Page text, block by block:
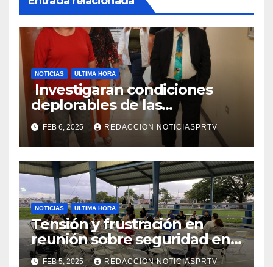
NOTICIAS ULTIMA HORA
Investigaran condiciones
deplorables de las
facilidades el Departamento
de la Salud en Mayagüez
FEB 6, 2025 REDACCION NOTICIASPRTV
NOTICIAS ULTIMA HORA
Tensión y frustración en
reunión sobre seguridad en
Reparto Metropolitano
FEB 5, 2025 REDACCION NOTICIASPRTV